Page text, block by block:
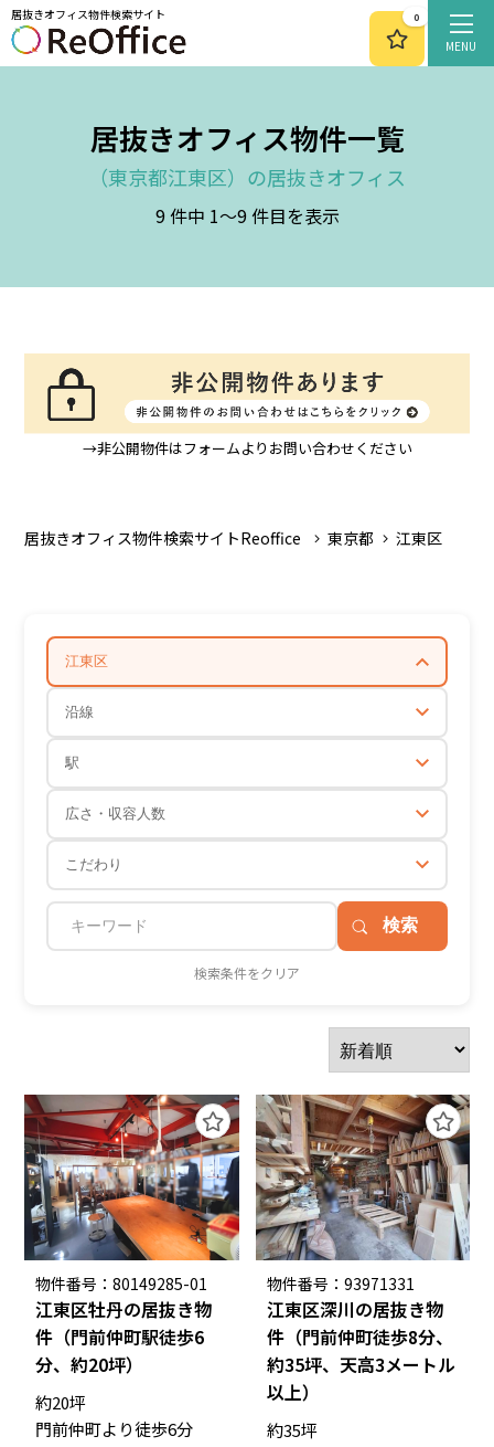
MENU
居抜きオフィス物件検索サイト 0
居抜きオフィス物件一覧
東京都江東区
9 件中 1～9 件目を表示
→非公開物件はフォームよりお問い合わせください
居抜きオフィス物件検索サイトReoffice 東京都 江東区
江東区
沿線
駅
広さ・収容人数
こだわり
検索条件をクリア
物件番号：80149285-01
江東区牡丹の居抜き物
件（門前仲町駅徒歩6
分、約20坪）
約20坪
門前仲町より徒歩6分
物件番号：93971331
江東区深川の居抜き物
件（門前仲町徒歩8分、
約35坪、天高3メートル
以上）
約35坪